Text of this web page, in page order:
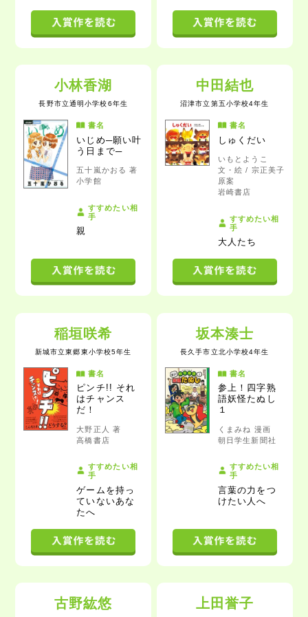
小林香湖
長野市立通明小学校6年生
書名
いじめ─願い叶
う日まで─
五十嵐かおる 著
小学館
すすめたい相
手
親
中田結也
沼津市立第五小学校4年生
書名
しゅくだい
いもとようこ
文・絵 / 宗正美子
原案
岩崎書店
すすめたい相
手
大人たち
稲垣咲希
新城市立東郷東小学校5年生
書名
ピンチ!! それ
はチャンス
だ！
大野正人 著
高橋書店
すすめたい相
手
ゲームを持っ
ていないあな
たへ
坂本湊士
長久手市立北小学校4年生
書名
参上！四字熟
語妖怪たぬし
１
くまみね 漫画
朝日学生新聞社
すすめたい相
手
言葉の力をつ
けたい人へ
古野紘悠 上田誉子